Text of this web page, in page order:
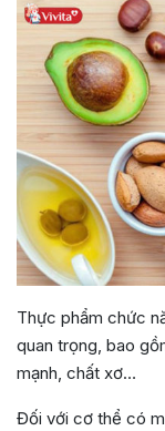
Thực phẩm chức
quan trọng, bao
mạnh, chất xơ…
Đối với cơ thể có